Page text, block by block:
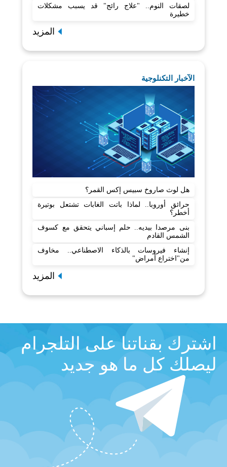
لصقات النوم.. "علاج رائج" قد يسبب مشكلات
خطيرة
المزيد
الآخبار التكنلوجية
هل لوث صاروخ سبيس إكس القمر؟
حرائق أوروبا.. لماذا باتت الغابات تشتعل بوتيرة
أخطر؟
بنى مرصدا بيديه.. حلم إسباني يتحقق مع كسوف
الشمس القادم
إنشاء فيروسات بالذكاء الاصطناعي.. مخاوف
من"اختراع أمراض"
المزيد
اشترك بقناتنا على التلجرام
ليصلك كل ما هو جديد